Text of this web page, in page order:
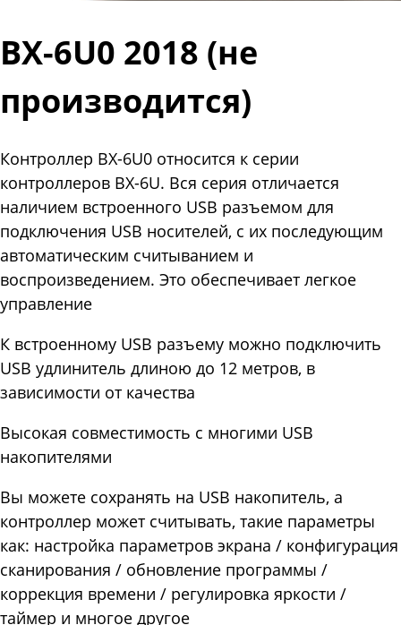
BX-6U0 2018 (не
производится)
Контроллер BX-6U0 относится к серии
контроллеров BX-6U. Вся серия отличается
наличием встроенного USB разъемом для
подключения USB носителей, с их последующим
автоматическим считыванием и
воспроизведением. Это обеспечивает легкое
управление
К встроенному USB разъему можно подключить
USB удлинитель длиною до 12 метров, в
зависимости от качества
Высокая совместимость с многими USB
накопителями
Вы можете сохранять на USB накопитель, а
контроллер может считывать, такие параметры
как: настройка параметров экрана / конфигурация
сканирования / обновление программы /
коррекция времени / регулировка яркости /
таймер и многое другое